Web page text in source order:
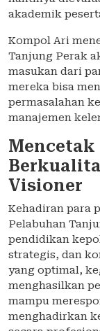
akademik
Kompol Ari
Tanjung Perak
masukan dari
mereka bisa
permasalahan
manajemen
Mencetak
Visioner
Kehadiran para
Pelabuhan
pendidikan
strategis, dan
yang optimal,
menghasilkan
mampu
menghadirkan